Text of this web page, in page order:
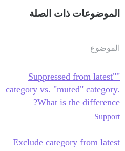
الموضوعات ذات الصلة
الموضوع
"Suppressed from latest"
category vs. "muted" category.
What is the difference?
Support
Exclude category from latest